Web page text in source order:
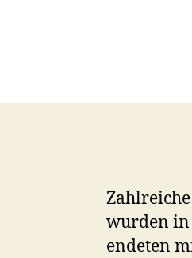
wurden in
endeten